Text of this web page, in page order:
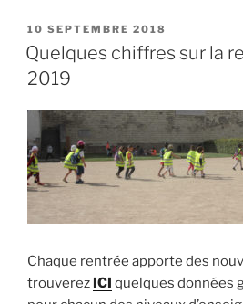
PUBLIÉ
LE
10 SEPTEMBRE 2018
Quelques chiffres sur la
2019
Chaque rentrée apporte des
trouverez ICI quelques données